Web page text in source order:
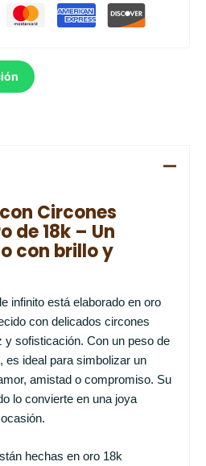
Circones
de 18k – Un
con brillo y
infinito está elaborado en oro
con delicados circones
y sofisticación. Con un peso de
es ideal para simbolizar un
amistad o compromiso. Su
lo convierte en una joya
hechas en oro 18k